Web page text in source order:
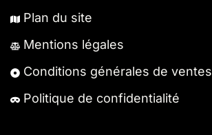
Plan du site
Mentions légales
Conditions générales de ventes
Politique de confidentialité